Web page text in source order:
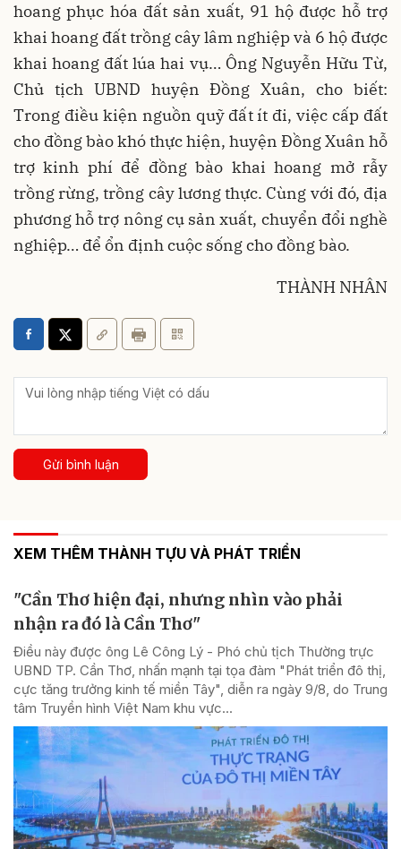
hoang phục hóa đất sản xuất, 91 hộ được hỗ trợ
khai hoang đất trồng cây lâm nghiệp và 6 hộ được
khai hoang đất lúa hai vụ… Ông Nguyễn Hữu Từ,
Chủ tịch UBND huyện Đồng Xuân, cho biết:
Trong điều kiện nguồn quỹ đất ít đi, việc cấp đất
cho đồng bào khó thực hiện, huyện Đồng Xuân hỗ
trợ kinh phí để đồng bào khai hoang mở rẫy
trồng rừng, trồng cây lương thực. Cùng với đó, địa
phương hỗ trợ nông cụ sản xuất, chuyển đổi nghề
nghiệp… để ổn định cuộc sống cho đồng bào.
THÀNH NHÂN
Gửi bình luận
XEM THÊM THÀNH TỰU VÀ PHÁT TRIỂN
"Cần Thơ hiện đại, nhưng nhìn vào phải
nhận ra đó là Cần Thơ"
Điều này được ông Lê Công Lý - Phó chủ tịch Thường trực
UBND TP. Cần Thơ, nhấn mạnh tại tọa đàm "Phát triển đô thị,
cực tăng trưởng kinh tế miền Tây", diễn ra ngày 9/8, do Trung
tâm Truyền hình Việt Nam khu vực...